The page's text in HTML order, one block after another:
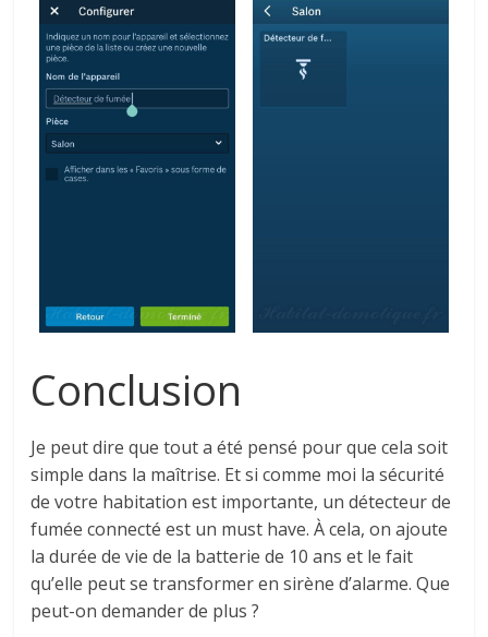
Conclusion
Je peut dire que tout a été pensé pour que cela soit
simple dans la maîtrise. Et si comme moi la sécurité
de votre habitation est importante, un détecteur de
fumée connecté est un must have. À cela, on ajoute
la durée de vie de la batterie de 10 ans et le fait
qu’elle peut se transformer en sirène d’alarme. Que
peut-on demander de plus ?